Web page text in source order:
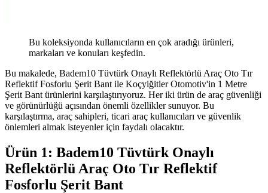
Bu koleksiyonda kullanıcıların en çok aradığı ürünleri,
markaları ve konuları keşfedin.
Bu makalede, Badem10 Tüvtürk Onaylı Reflektörlü Araç Oto Tır
Reflektif Fosforlu Şerit Bant ile Koçyiğitler Otomotiv'in 1 Metre
Şerit Bant ürünlerini karşılaştırıyoruz. Her iki ürün de araç güvenliği
ve görünürlüğü açısından önemli özellikler sunuyor. Bu
karşılaştırma, araç sahipleri, ticari araç kullanıcıları ve güvenlik
önlemleri almak isteyenler için faydalı olacaktır.
Ürün 1: Badem10 Tüvtürk Onaylı
Reflektörlü Araç Oto Tır Reflektif
Fosforlu Şerit Bant